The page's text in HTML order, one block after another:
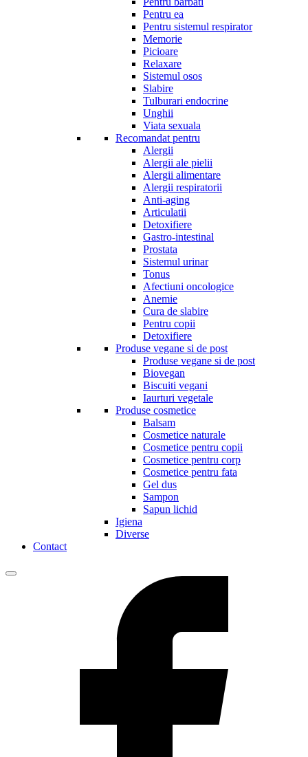
Pentru ea
Pentru sistemul respirator
Memorie
Picioare
Relaxare
Sistemul osos
Slabire
Tulburari endocrine
Unghii
Viata sexuala
Recomandat pentru
Alergii
Alergii ale pielii
Alergii alimentare
Alergii respiratorii
Anti-aging
Articulatii
Detoxifiere
Gastro-intestinal
Prostata
Sistemul urinar
Tonus
Afectiuni oncologice
Anemie
Cura de slabire
Pentru copii
Detoxifiere
Produse vegane si de post
Produse vegane si de post
Biovegan
Biscuiti vegani
Iaurturi vegetale
Produse cosmetice
Balsam
Cosmetice naturale
Cosmetice pentru copii
Cosmetice pentru corp
Cosmetice pentru fata
Gel dus
Sampon
Sapun lichid
Igiena
Diverse
Contact